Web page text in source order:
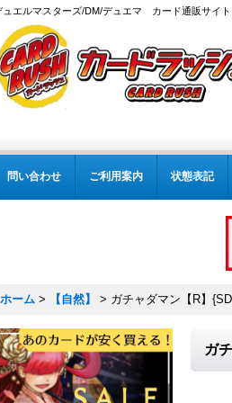
ュエルマスターズ/DM/デュエマ カード通販サイト
問い合わせ ご利用案内 状態表記
ホーム > 【自然】 > ガチャダマン【R】
ガ